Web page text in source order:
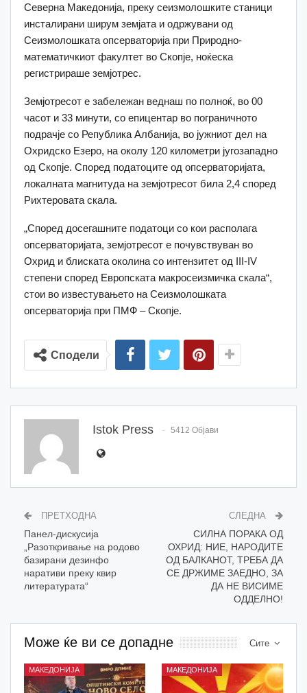
Северна Македонија, преку сеизмолошките станици
инсталирани ширум земјата и одржувани од
Сеизмолошката опсерваторија при Природно-
математичкиот факултет во Скопје, ноќеска
регистрираше земјотрес.
Земјотресот е забележан веднаш по полноќ, во 00
часот и 33 минути, со епицентар во пограничното
подрачје со Република Албанија, во јужниот дел на
Охридско Езеро, на околу 120 километри југозападно
од Скопје. Според податоците од опсерваторијата,
локалната магнитуда на земјотресот била 2,4 според
Рихтеровата скала.
„Според досегашните податоци со кои располага
опсерваторијата, земјотресот е почувствуван во
Охрид и блиската околина со интензитет од III-IV
степени според Европската макросеизмичка скала“,
стои во известувањето на Сеизмолошката
опсерваторија при ПМФ – Скопје.
Сподели
Istok Press 5412 Објави
ПРЕТХОДНА
Панел-дискусија
„Разоткривање на родово
базирани дезинфо
наративи преку квир
литературата“
СЛЕДНА
СИЛНА ПОРАКА ОД
ОХРИД: НИЕ, НАРОДИТЕ
ОД БАЛКАНОТ, ТРЕБА ДА
СЕ ДРЖИМЕ ЗАЕДНО, ЗА
ДА НЕ ВИСИМЕ
ОДДЕЛНО!
Сите
Може ќе ви се допадне
МАКЕДОНИЈА МАКЕДОНИЈА